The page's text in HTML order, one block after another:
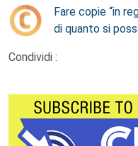
Fare copie “in
di quanto si
Condividi :